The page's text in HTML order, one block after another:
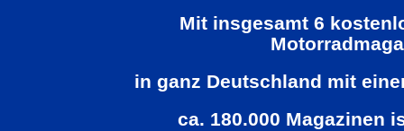
Mit insgesamt 6
in ganz Deutschland mit
ca. 180.000 Magazinen